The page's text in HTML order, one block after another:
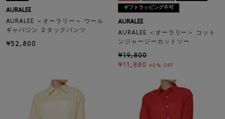
AURALEE
AURALEE ＜オーラリー＞ ウール
ギャバジン ２タックパンツ
¥52,800
ギフトラッピング不可
AURALEE
AURALEE ＜オーラリー＞ コット
ンジャージーカットソー
¥19,800
¥11,880 40% OFF